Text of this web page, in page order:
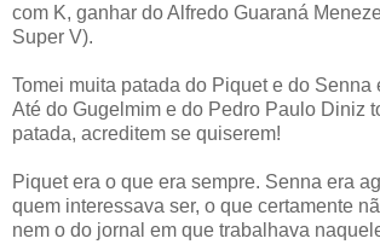
com K, ganhar do Alfredo Guaraná
Super V).
Tomei muita patada do Piquet e do Senna
Até do Gugelmim e do Pedro Paulo Diniz
patada, acreditem se quiserem!
Piquet era o que era sempre. Senna era
quem interessava ser, o que certamente
nem o do jornal em que trabalhava